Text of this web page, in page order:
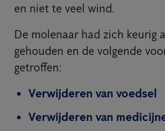
en niet te veel wind.
De molenaar had zich keurig
gehouden en de volgende
getroffen:
Verwijderen van voedsel
Verwijderen van